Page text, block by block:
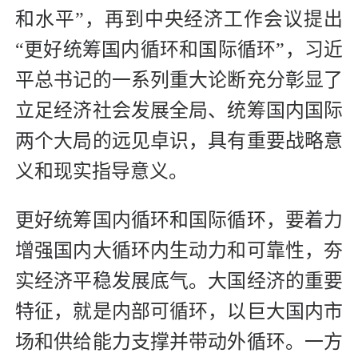
和水平”，再到中央经济工作会议提出
“更好统筹国内循环和国际循环”，习近
平总书记的一系列重大论断充分彰显了
立足经济社会发展全局、统筹国内国际
两个大局的远见卓识，具有重要战略意
义和现实指导意义。
更好统筹国内循环和国际循环，要着力
增强国内大循环内生动力和可靠性，夯
实经济平稳发展底气。大国经济的重要
特征，就是内部可循环，以巨大国内市
场和供给能力支撑并带动外循环。一方